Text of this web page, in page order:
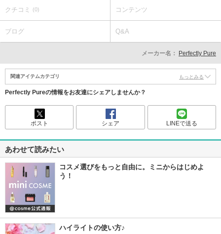
クチコミ (0) コンテンツ
ブログ Q&A
メーカー名： Perfectly Pure
関連アイテムカテゴリ もっとみる
Perfectly Pureの情報をお友達にシェアしませんか？
ポスト シェア LINEで送る
あわせて読みたい
コスメ選びをもっと自由に。ミニからはじめよ
う！
ハイライトの使い方♪